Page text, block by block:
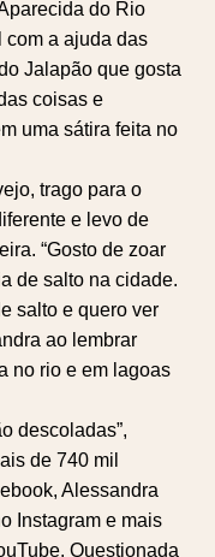
do Rio
com a ajuda das
Jalapão que gosta
coisas e
uma sátira feita no
trago para o
e levo de
“Gosto de zoar
de salto na cidade.
salto e quero ver
ao lembrar
no rio e em lagoas
descoladas”,
de 740 mil
Alessandra
Instagram e mais
Questionada